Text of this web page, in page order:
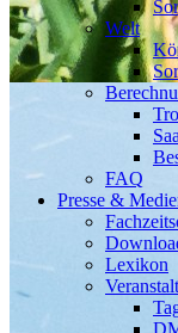
Welt
FAQ
Presse &
Lexikon